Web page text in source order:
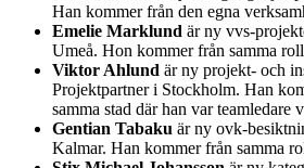
Han kommer från den egna
Emelie Marklund är ny vvs-
Umeå. Hon kommer från samma
Viktor Ahlund är ny projekt- och
Projektpartner i Stockholm. Han
samma stad där han var teamledare
Gentian Tabaku är ny ovk-
Kalmar. Han kommer från samma